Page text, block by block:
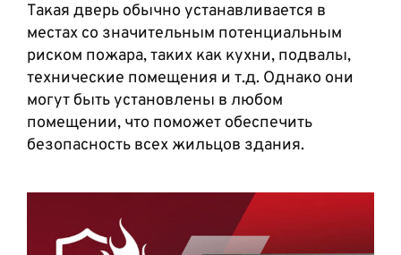
Такая дверь обычно устанавливается в
местах со значительным потенциальным
риском пожара, таких как кухни, подвалы,
технические помещения и т.д. Однако они
могут быть установлены в любом
помещении, что поможет обеспечить
безопасность всех жильцов здания.